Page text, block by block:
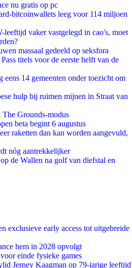
nu gratis op pc
bitcoinwallets leeg voor 114 miljoen
vaker vastgelegd in cao's, moet
massaal gedeeld op seksfora
titels voor de eerste helft van de
eens 14 gemeenten onder toezicht om
hulp bij ruimen mijnen in Straat van
Grounds-modus
beta begint 6 augustus
raketten dan kan worden aangevuld,
nóg aantrekkelijker
de Wallen na golf van diefstal en
exclusieve early access tot uitgebreide
hem in 2028 opvolgt
einde fysieke games
Jerney Kaagman op 79-jarige leeftijd